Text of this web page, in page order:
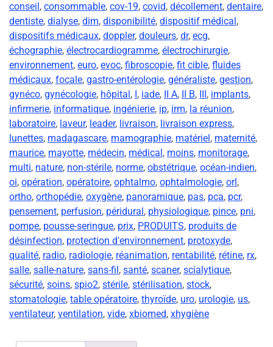
conseil , consommable, cov-19, covid, décollement, dentaire,
dentiste, dialyse, dim, disponibilité, dispositif médical ,
dispositifs médicaux, doppler, douleurs, dr, ecg,
échographie, électrocardiogramme, électrochirurgie,
environnement, euro, evoc, fibroscopie, fit cible, fluides
médicaux, focale, gastro-entérologie, généraliste, gestion,
gynéco, gynécologie, hôpital , , iade, II A, II B, , implants,
infirmerie, informatique, ingénierie, ip, irm, la réunion,
laboratoire, laveur, leader, livraison, livraison express,
lunettes, madagascare, mamographie, matériel , maternité,
maurice, mayotte, médecin, médical , moins, monitorage,
multi, nature, non-stérile, norme, obstétrique, océan-indien,
oi, opération, opératoire, ophtalmo, ophtalmologie, orl ,
ortho, orthopédie, oxygène, panoramique, pas, pca, pcr,
pensement, perfusion, péridural , physiologique, pince, pni,
pompe, pousse-seringue, prix, PRODUITS, produits de
désinfection, protection d'environnement, protoxyde,
qualité, radio, radiologie, réanimation, rentabilité, rétine, rx,
salle, salle-nature, sans-fil , santé, scaner, scialytique,
sécurité, soins, spio2, stérile, stérilisation, stock,
stomatologie, table opératoire, thyroïde, uro, urologie, us,
ventilateur, ventilation, vide, xbiomed, xhygiène